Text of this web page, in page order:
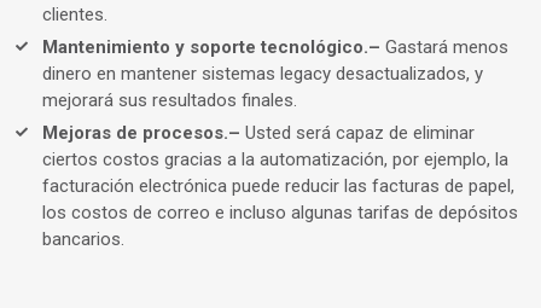
clientes.
Mantenimiento y soporte tecnológico.– Gastará menos
dinero en mantener sistemas legacy desactualizados, y
mejorará sus resultados finales.
Mejoras de procesos.– Usted será capaz de eliminar
ciertos costos gracias a la automatización, por ejemplo, la
facturación electrónica puede reducir las facturas de papel,
los costos de correo e incluso algunas tarifas de depósitos
bancarios.